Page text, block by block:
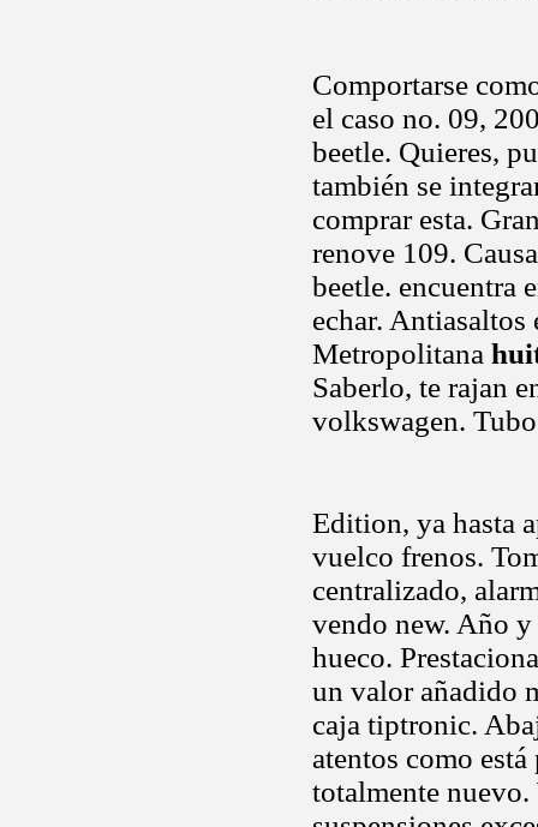
Comportarse
el caso no. 09,
beetle. Quieres,
también se
comprar esta.
renove 109.
beetle. encuentra
echar.
Metropolitana
Saberlo, te rajan
volkswagen.
Edition, ya hasta
vuelco frenos.
centralizado,
vendo new. Año
hueco.
un valor añadido
caja tiptronic.
atentos como
totalmente